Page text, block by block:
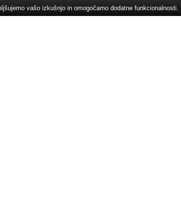
vašo izkušnjo in omogočamo dodatne funkcionalnosti.